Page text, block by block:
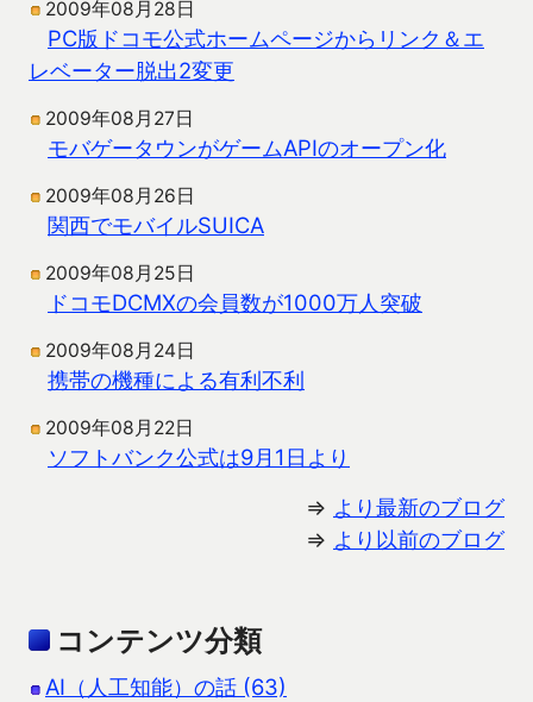
2009年08月28日
PC版ドコモ公式ホームページからリンク＆エ
レベーター脱出2変更
2009年08月27日
モバゲータウンがゲームAPIのオープン化
2009年08月26日
関西でモバイルSUICA
2009年08月25日
ドコモDCMXの会員数が1000万人突破
2009年08月24日
携帯の機種による有利不利
2009年08月22日
ソフトバンク公式は9月1日より
⇒ より最新のブログ
⇒ より以前のブログ
コンテンツ分類
AI（人工知能）の話 (63)